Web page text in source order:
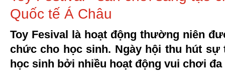
Quốc tế Á Châu
Toy Fesival là hoạt động thường niên
chức cho học sinh. Ngày hội thu hút sự
học sinh bởi nhiều hoạt động vui chơi đa